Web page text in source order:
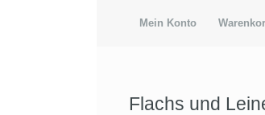
Mein Konto
Flachs und